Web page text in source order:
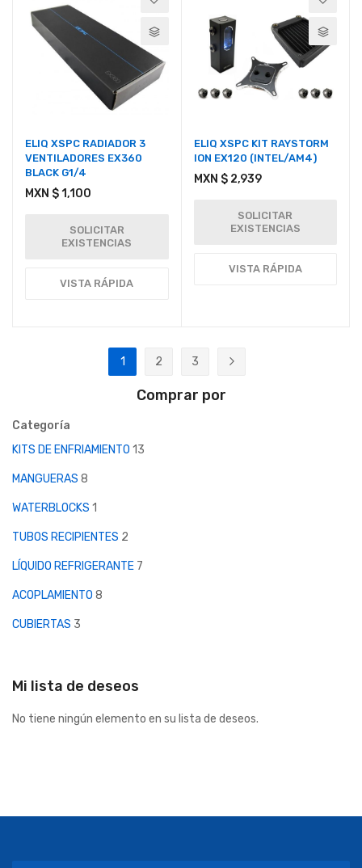
ELIQ XSPC RADIADOR 3
VENTILADORES EX360
BLACK G1/4
MXN $ 1,100
SOLICITAR
EXISTENCIAS
VISTA RÁPIDA
ELIQ XSPC KIT RAYSTORM
ION EX120 (INTEL/AM4)
MXN $ 2,939
SOLICITAR
EXISTENCIAS
VISTA RÁPIDA
Página
Actualmente estás leyendo página
1
2
3
Comprar por
Categoría
KITS DE ENFRIAMIENTO 13
MANGUERAS 8
WATERBLOCKS 1
TUBOS RECIPIENTES 2
LÍQUIDO REFRIGERANTE 7
ACOPLAMIENTO 8
CUBIERTAS 3
Mi lista de deseos
No tiene ningún elemento en su lista de deseos.